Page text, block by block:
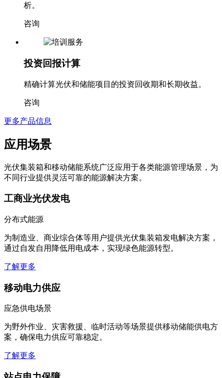
析。
咨询
投资回报计算
精确计算光伏和储能项目的投资回收期和长期收益。
咨询
更多产品信息
应用场景
光伏集装箱和移动储能系统广泛应用于各类能源管理场景，为
不同行业提供灵活可靠的能源解决方案。
工商业光伏发电
分布式能源
为制造业、商业综合体等用户提供光伏集装箱发电解决方案，
通过自发自用降低用电成本，实现绿色能源转型。
了解更多
移动电力供应
应急供电场景
为野外作业、灾害救援、临时活动等场景提供移动储能供电方
案，确保电力供应可靠稳定。
了解更多